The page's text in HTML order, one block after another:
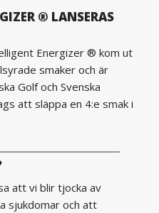
® LANSERAS
Energizer ® kom ut
smaker och är
Golf och Svenska
att släppa en 4:e smak i
att vi blir tjocka av
sjukdomar och att